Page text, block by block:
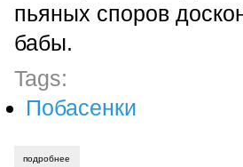
пьяных споров
бабы.
Tags:
Побасенки
подробнее